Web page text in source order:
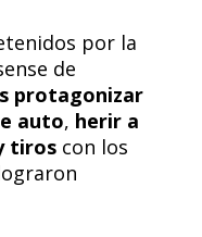
por la
de
protagonizar
auto, herir a
tiros con los